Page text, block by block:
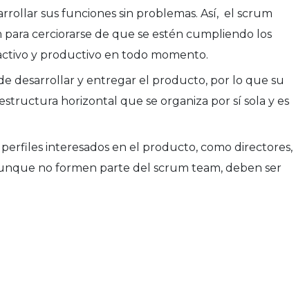
sus funciones sin problemas. Así, el scrum
cerciorarse de que se estén cumpliendo los
y productivo en todo momento.
desarrollar y entregar el producto, por lo que su
horizontal que se organiza por sí sola y es
interesados en el producto, como directores,
no formen parte del scrum team, deben ser